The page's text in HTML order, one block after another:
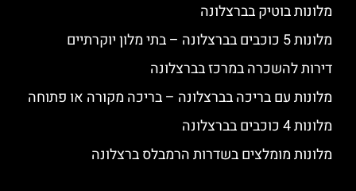
מלונות בוטיק בברצלונה
מלונות 5 כוכבים בברצלונה – בתי מלון יוקרתיים
דירות להשכרה במרכז בברצלונה
מלונות עם בריכה בברצלונה – בריכה מקורה או פתוחה
מלונות 4 כוכבים בברצלונה
מלונות מומלצים בשדרות הרמבלס ברצלונה